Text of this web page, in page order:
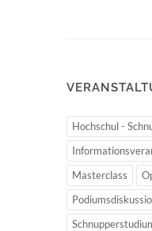
Hochschul -
Masterclass